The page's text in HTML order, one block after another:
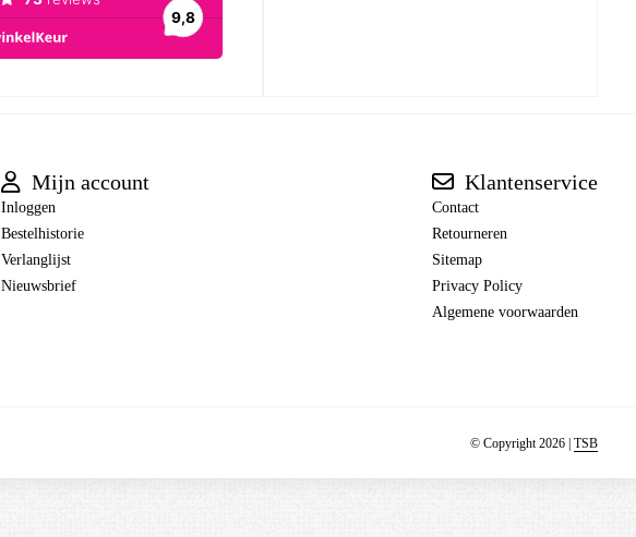
Mijn account
Inloggen
Bestelhistorie
Verlanglijst
Nieuwsbrief
Klantenservice
Contact
Retourneren
Sitemap
Privacy Policy
Algemene voorwaarden
© Copyright 2026 | TSB